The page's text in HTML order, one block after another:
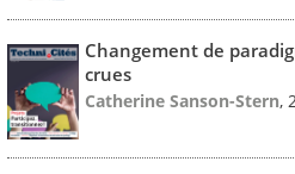
Changement de
crues
Catherine Sanson-Stern,